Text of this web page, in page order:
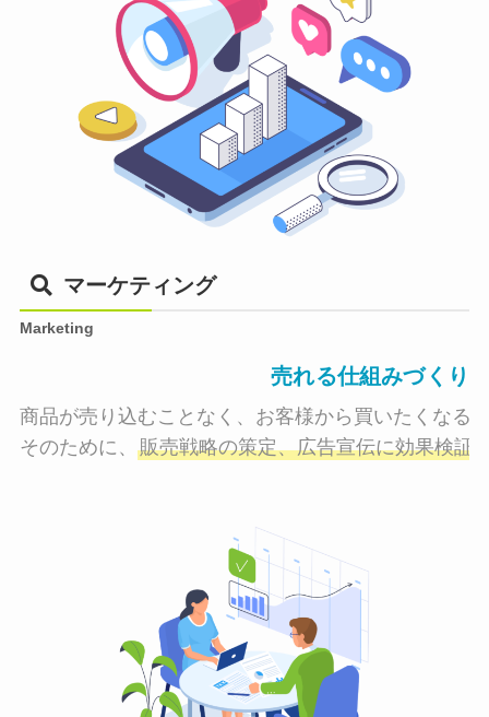
マーケティング
Marketing
売れる仕組みづくり
商品が売り込むことなく、お客様から買いたくなる
そのために、 販売戦略の策定、広告宣伝に効果検証